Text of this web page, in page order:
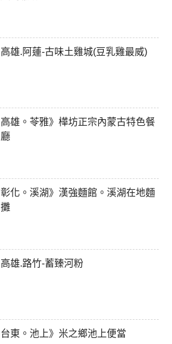
高雄.阿蓮-古味土雞城(豆乳雞最威)
高雄。苓雅》樺坊正宗內蒙古特色餐
廳
彰化。溪湖》漢強麵館。溪湖在地麵
攤
高雄.路竹-蓄臻河粉
台東。池上》米之鄉池上便當